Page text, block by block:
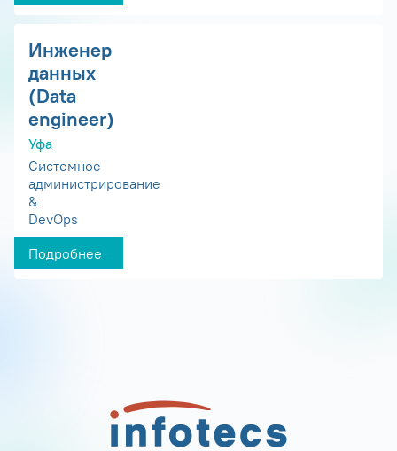
Инженер
данных
(Data
engineer)
Уфа
Системное
администрирование
&
DevOps
Подробнее